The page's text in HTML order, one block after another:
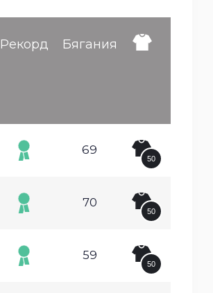
Рекорд Бягания
69
50
70
50
59
50